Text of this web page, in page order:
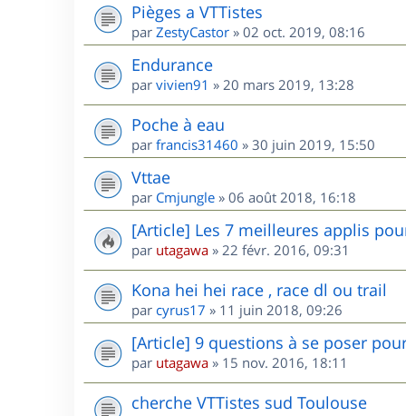
Pièges a VTTistes
par ZestyCastor » 02 oct. 2019, 08:16
Endurance
par vivien91 » 20 mars 2019, 13:28
Poche à eau
par francis31460 » 30 juin 2019, 15:50
Vttae
par Cmjungle » 06 août 2018, 16:18
[Article] Les 7 meilleures applis
par utagawa » 22 févr. 2016, 09:31
Kona hei hei race , race dl ou trail
par cyrus17 » 11 juin 2018, 09:26
[Article] 9 questions à se poser
par utagawa » 15 nov. 2016, 18:11
cherche VTTistes sud Toulouse